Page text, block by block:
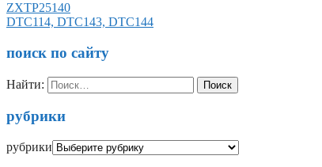
ZXTP25140
DTC114, DTC143, DTC144
поиск по сайту
Найти:
рубрики
рубрики